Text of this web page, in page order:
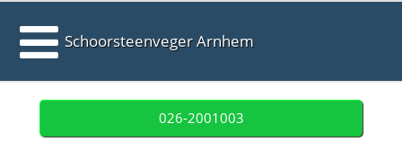
Schoorsteenveger Arnhem
026-2001003